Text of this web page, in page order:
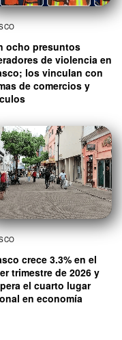
ocho presuntos
de violencia en
los vinculan con
de comercios y
crece 3.3% en el
trimestre de 2026 y
el cuarto lugar
en economía